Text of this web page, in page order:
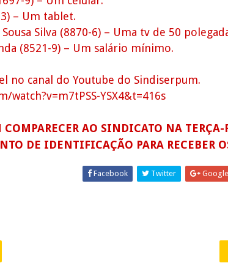
– Um tablet.
Silva (8870-6) – Uma tv de 50
(8521-9) – Um salário mínimo.
no canal do Youtube do Sindiserpum.
watch?v=m7tPSS-YSX4&t=416s
COMPARECER AO SINDICATO NA
DE IDENTIFICAÇÃO PARA RECEBER
Facebook Twitter